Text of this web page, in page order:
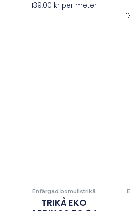
139,00 kr per meter
Enfärgad bomullstrikå
TRIKÅ EKO